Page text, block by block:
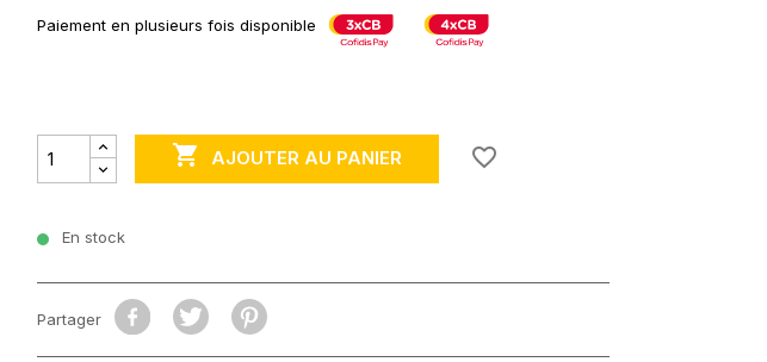
Paiement en plusieurs fois disponible
 AJOUTER AU PANIER favorite_border
En stock
Partager